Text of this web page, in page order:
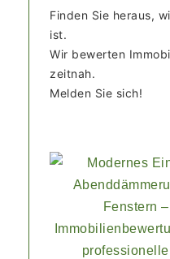
Finden Sie heraus,
ist.
Wir bewerten
zeitnah.
Melden Sie sich!